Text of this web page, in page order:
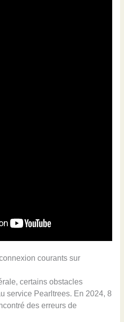
courants sur
certains obstacles
service Pearltrees. En 2024, 8
des erreurs de